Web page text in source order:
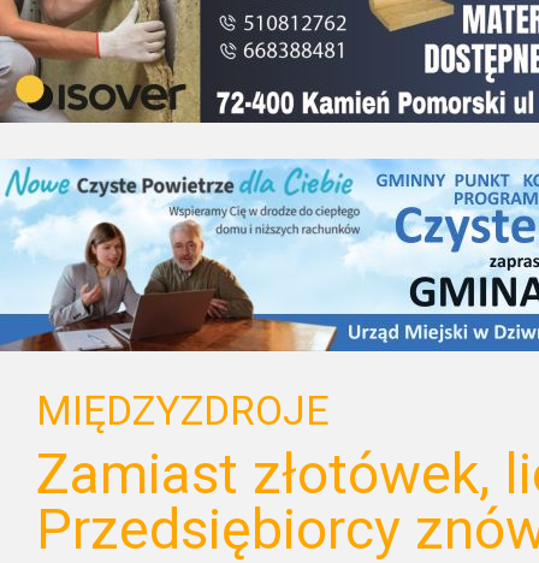
MIĘDZYZDROJE
Zamiast złotówek,
Przedsiębiorcy